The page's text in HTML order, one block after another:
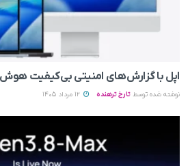
اپل با گزارش‌های امنیتی بی‌کیفیت
نوشته شده توسط تارخ ترهنده